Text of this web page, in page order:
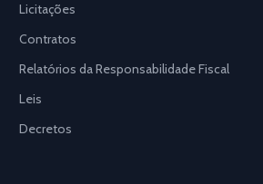
Licitações
Contratos
Relatórios da Responsabilidade Fiscal
Leis
Decretos